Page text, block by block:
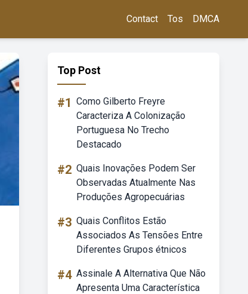
Contact Tos DMCA
Top Post
#1 Como Gilberto Freyre
Caracteriza A Colonização
Portuguesa No Trecho
Destacado
#2 Quais Inovações Podem Ser
Observadas Atualmente Nas
Produções Agropecuárias
#3 Quais Conflitos Estão
Associados As Tensões Entre
Diferentes Grupos étnicos
#4 Assinale A Alternativa Que Não
Apresenta Uma Característica